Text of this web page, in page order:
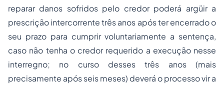
reparar danos sofridos pelo credor poderá argüir a
prescrição intercorrente três anos após ter encerrado o
seu prazo para cumprir voluntariamente a sentença,
caso não tenha o credor requerido a execução nesse
interregno; no curso desses três anos (mais
precisamente após seis meses) deverá o processo vir a